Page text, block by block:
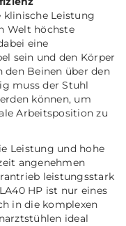
Leistung
Welt höchste
eine
sein und den Körper
den Beinen über den
muss der Stuhl
können, um
Arbeitsposition zu
Leistung und hohe
angenehmen
leistungsstark
HP ist nur eines
in die komplexen
ideal